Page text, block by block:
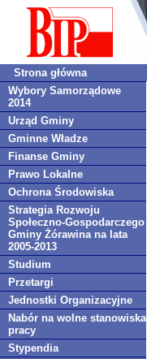
Strona główna
Wybory Samorządowe
2014
Urząd Gminy
Gminne Władze
Finanse Gminy
Prawo Lokalne
Ochrona Środowiska
Strategia Rozwoju
Społeczno-Gospodarczego
Gminy Żórawina na lata
2005-2013
Studium
Przetargi
Jednostki Organizacyjne
Nabór na wolne stanowiska
pracy
Stypendia